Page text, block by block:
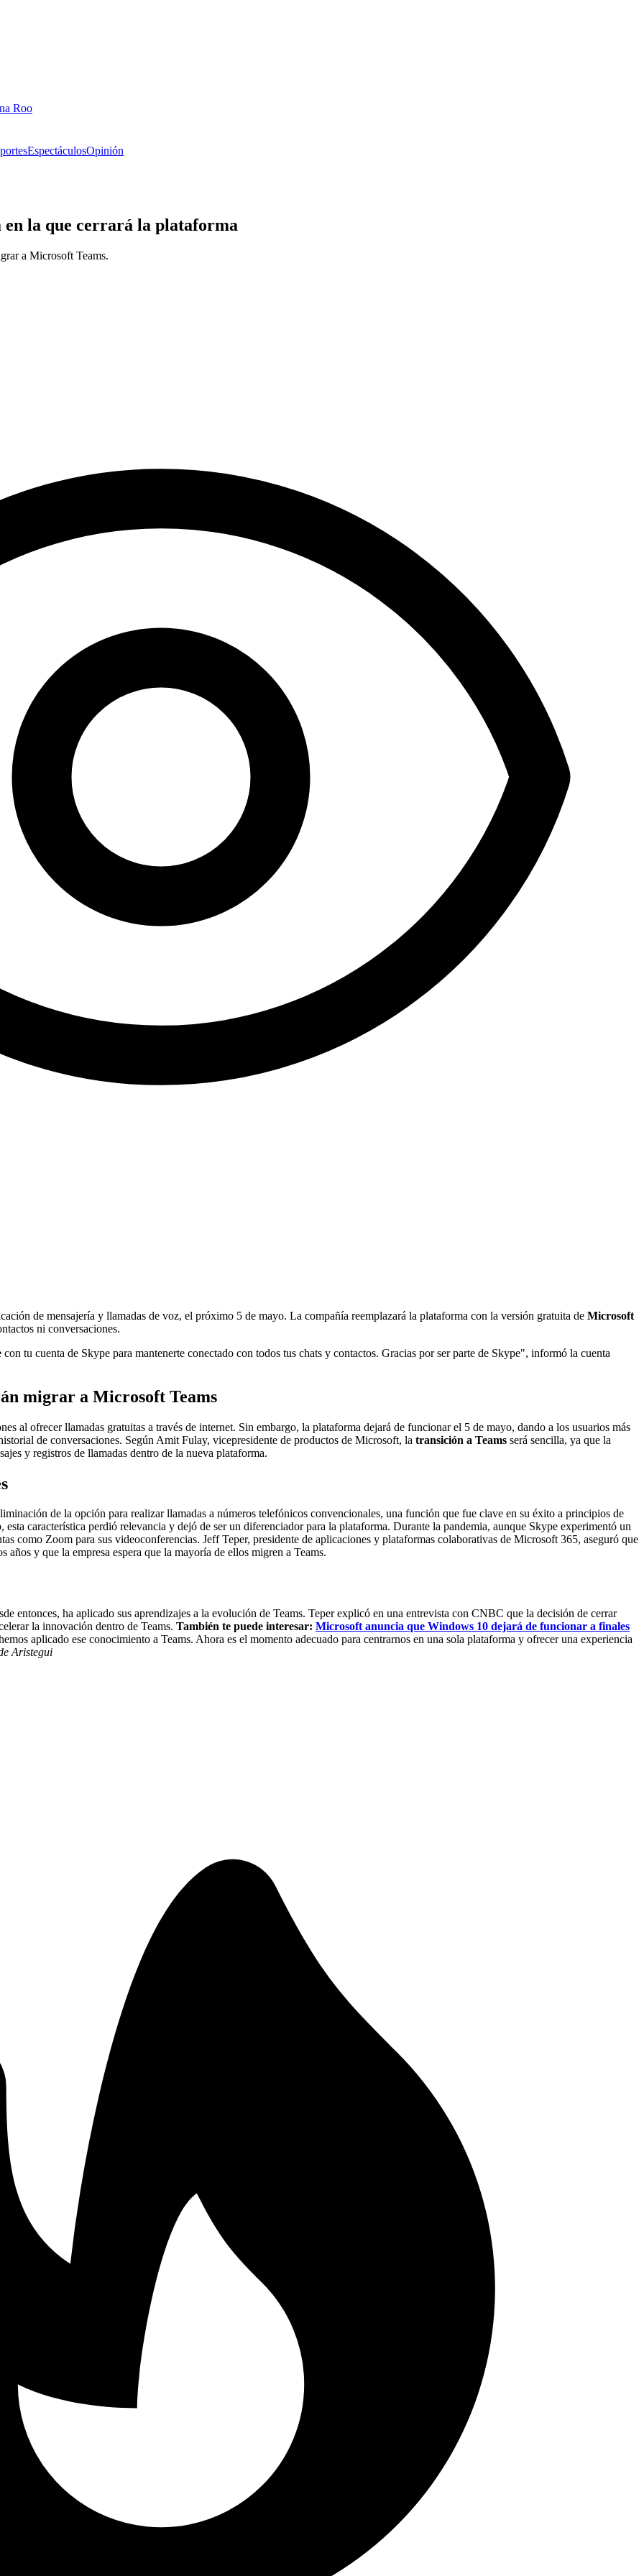
Roo
EspectáculosOpinión
en la que cerrará la plataforma
a Microsoft Teams.
de mensajería y llamadas de voz, el próximo 5 de mayo. La compañía reemplazará la plataforma con la versión gratuita de Microsoft
ni conversaciones.
con tu cuenta de Skype para mantenerte conectado con todos tus chats y contactos. Gracias por ser parte de Skype", informó la cuenta
migrar a Microsoft Teams
al ofrecer llamadas gratuitas a través de internet. Sin embargo, la plataforma dejará de funcionar el 5 de mayo, dando a los usuarios más
de conversaciones. Según Amit Fulay, vicepresidente de productos de Microsoft, la transición a Teams será sencilla, ya que la
y registros de llamadas dentro de la nueva plataforma.
de la opción para realizar llamadas a números telefónicos convencionales, una función que fue clave en su éxito a principios de
característica perdió relevancia y dejó de ser un diferenciador para la plataforma. Durante la pandemia, aunque Skype experimentó un
como Zoom para sus videoconferencias. Jeff Teper, presidente de aplicaciones y plataformas colaborativas de Microsoft 365, aseguró que
y que la empresa espera que la mayoría de ellos migren a Teams.
entonces, ha aplicado sus aprendizajes a la evolución de Teams. Teper explicó en una entrevista con CNBC que la decisión de cerrar
la innovación dentro de Teams. También te puede interesar: Microsoft anuncia que Windows 10 dejará de funcionar a finales
aplicado ese conocimiento a Teams. Ahora es el momento adecuado para centrarnos en una sola plataforma y ofrecer una experiencia
Aristegui